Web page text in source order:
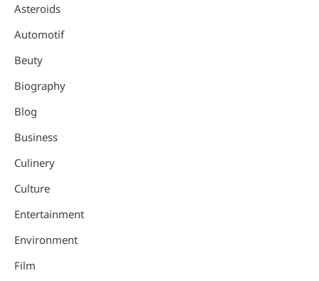
Asteroids
Automotif
Beuty
Biography
Blog
Business
Culinery
Culture
Entertainment
Environment
Film